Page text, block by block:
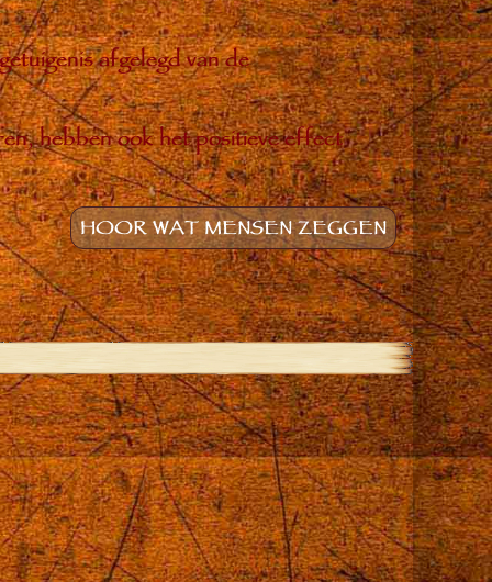
afgelegd van de
hebben ook het positieve effect
HOOR WAT MENSEN ZEGGEN